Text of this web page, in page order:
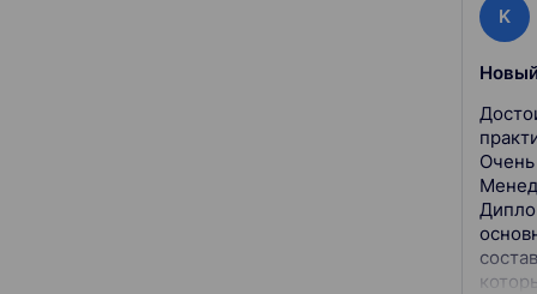
K
Достоинства:
Очень